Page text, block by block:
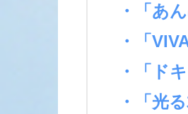
・「あ
・「
・「ド
・「光